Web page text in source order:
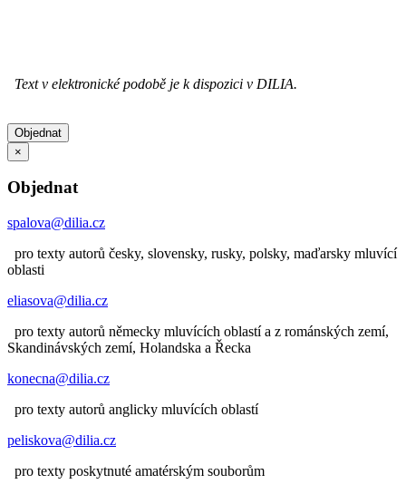
Text v elektronické podobě je k dispozici v DILIA.
Objednat
×
Objednat
spalova@dilia.cz
pro texty autorů česky, slovensky, rusky, polsky, maďarsky mluvící
oblasti
eliasova@dilia.cz
pro texty autorů německy mluvících oblastí a z románských zemí,
Skandinávských zemí, Holandska a Řecka
konecna@dilia.cz
pro texty autorů anglicky mluvících oblastí
peliskova@dilia.cz
pro texty poskytnuté amatérským souborům